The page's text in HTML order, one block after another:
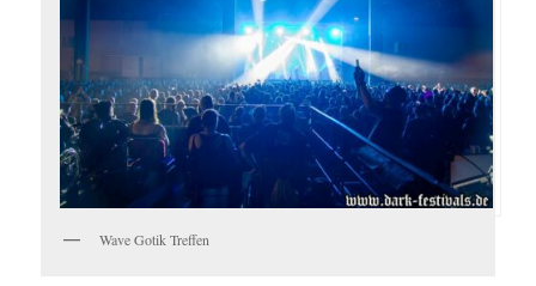
Wave Gotik Treffen